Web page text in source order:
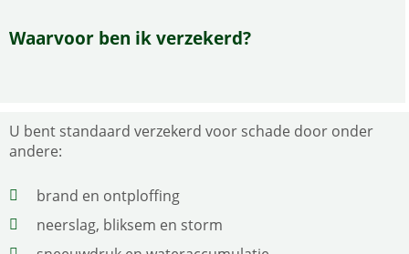
Waarvoor ben ik verzekerd?
U bent standaard verzekerd voor schade door onder
andere:
brand en ontploffing
neerslag, bliksem en storm